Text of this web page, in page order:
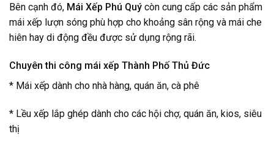
Bên cạnh đó, Mái Xếp Phú Quý còn cung cấp các sản phẩm
mái xếp lượn sóng phù hợp cho khoảng sân rộng và mái che
hiên hay di động đều được sử dụng rộng rãi.
Chuyên thi công mái xếp Thành Phố Thủ Đức
* Mái xếp dành cho nhà hàng, quán ăn, cà phê
* Lều xếp lắp ghép dành cho các hội chợ, quán ăn, kios, siêu
thị